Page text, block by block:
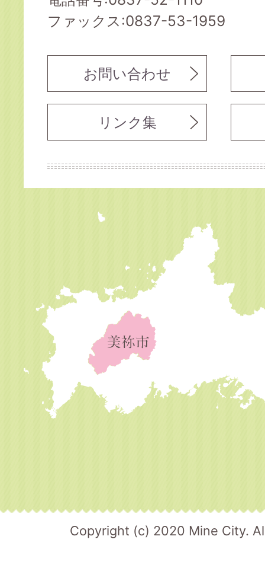
ファックス:0837-53-1959
お問い合わせ
リンク集
Copyright (c) 2020 Mine City.